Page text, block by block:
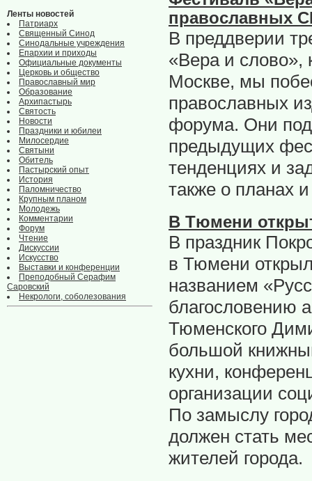
Ленты новостей
Патриарх
Священный Синод
Синодальные учреждения
Епархии и приходы
Официальные документы
Церковь и общество
Православный мир
Образование
Архипастырь
Святость
Новости
Праздники и юбилеи
Милосердие
Святыни
Обитель
Пастырский опыт
История
Паломничество
Крупным планом
Молодежь
Комментарии
Форум
Чтение
Дискуссии
Искусство
Выставки и конференции
Преподобный Серафим
Саровский
Некрологи, соболезования
православных
В преддверии
«Вера и слово»,
Москве, мы
православных
форума. Они
предыдущих
тенденциях и
также о планах
В Тюмени
В праздник
в Тюмени
названием
благословению
Тюменского
большой
кухни,
организации
По замыслу
должен стать
жителей города.